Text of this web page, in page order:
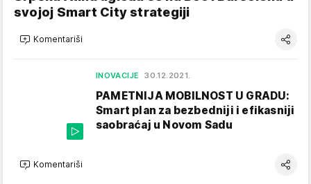
svojoj Smart City strategiji
Komentariši
INOVACIJE 30.12.2021.
PAMETNIJA MOBILNOST U GRADU:
Smart plan za bezbedniji i efikasniji
saobraćaj u Novom Sadu
Komentariši